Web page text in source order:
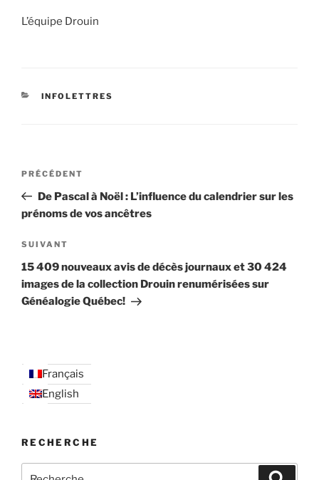
L’équipe Drouin
CATÉGORIES
INFOLETTRES
Navigation
l’article
Article
précédent
PRÉCÉDENT
De Pascal à Noël : L’influence du calendrier sur les
prénoms de vos ancêtres
Article
suivant
SUIVANT
15 409 nouveaux avis de décès journaux et 30 424
images de la collection Drouin renumérisées sur
Généalogie Québec!
Français
English
RECHERCHE